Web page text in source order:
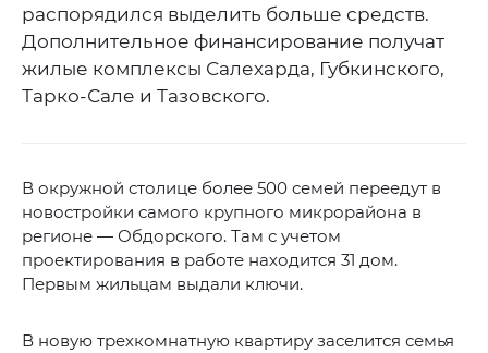
распорядился выделить больше средств.
Дополнительное финансирование получат
жилые комплексы Салехарда, Губкинского,
Тарко-Сале и Тазовского.
В окружной столице более 500 семей переедут в
новостройки самого крупного микрорайона в
регионе — Обдорского. Там с учетом
проектирования в работе находится 31 дом.
Первым жильцам выдали ключи.
В новую трехкомнатную квартиру заселится семья